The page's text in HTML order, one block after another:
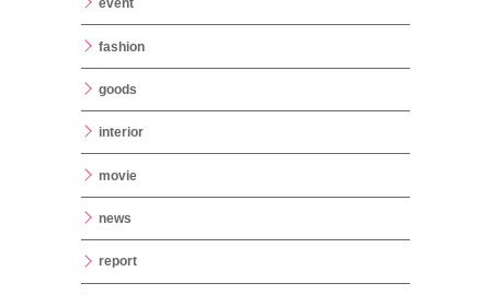
event
fashion
goods
interior
movie
news
report